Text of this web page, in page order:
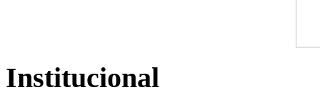
Institucional